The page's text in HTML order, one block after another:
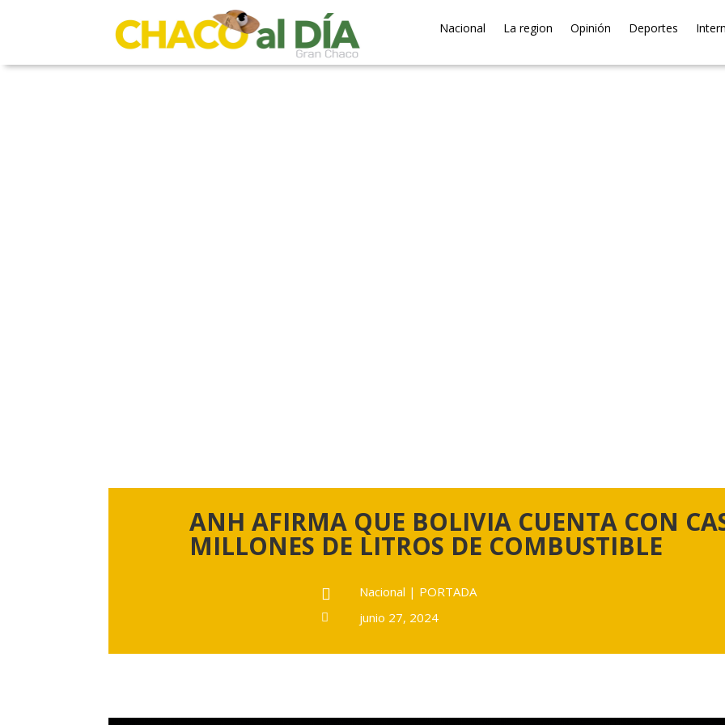
Nacional La region Opinión Deportes
ANH AFIRMA QUE BOLIVIA CUENTA CON
MILLONES DE LITROS DE COMBUSTIBLE
 Nacional | PORTADA
 junio 27, 2024